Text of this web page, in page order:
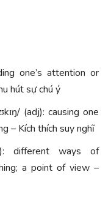
one’s attention or
hút sự chú ý
(adj): causing one
– Kích thích suy nghĩ
different ways of
a point of view –